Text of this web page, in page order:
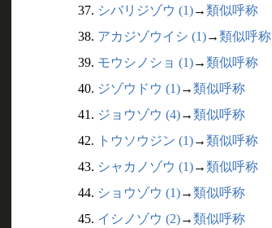
37. シバリジゾウ (1)→類似呼称
38. アカジゾウイシ (1)→類似呼称
39. モウシノショ (1)→類似呼称
40. ジゾウドウ (1)→類似呼称
41. ジョウゾウ (4)→類似呼称
42.
トウソウジン (1)→類似呼称
43. シャカノゾウ (1)→類似呼称
44. ショウゾウ (1)→類似呼称
45. イシノゾウ (2)→類似呼称